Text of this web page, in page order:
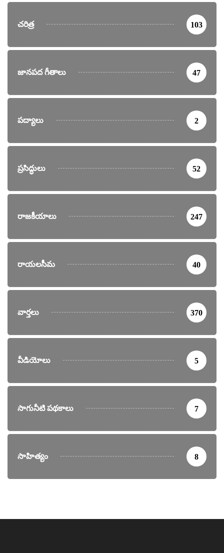
చరిత్ర 103
జానపద గీతాలు 47
పద్యాలు 2
ప్రసిద్ధులు 52
రాజకీయాలు 247
రాయలసీమ 40
వార్తలు 370
వీడియోలు 5
సాగునీటి పథకాలు 7
సాహిత్యం 8